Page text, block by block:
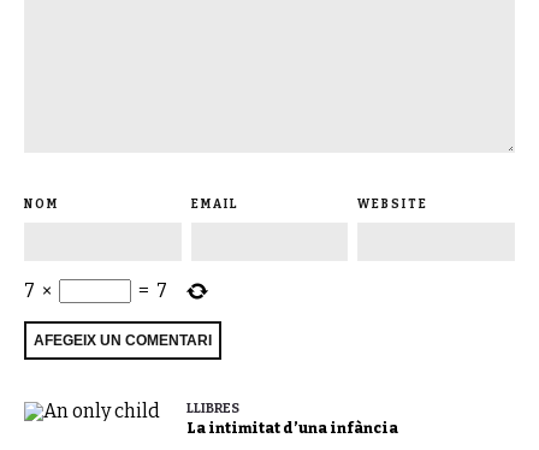
NOM EMAIL WEBSITE
7 × = 7
LLIBRES
La intimitat d’una infància